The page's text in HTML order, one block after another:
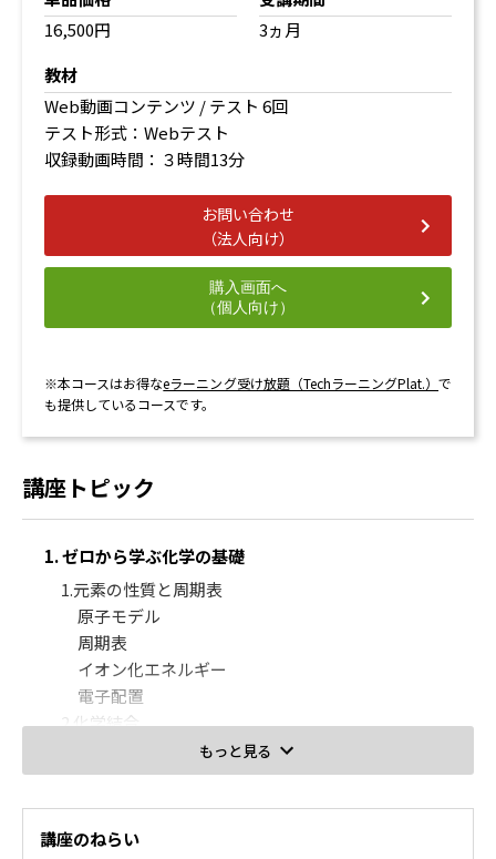
16,500円
3ヵ月
教材
Web動画コンテンツ / テスト 6回
テスト形式：Webテスト
収録動画時間：３時間13分
お問い合わせ
（法人向け）
購入画面へ
（個人向け）
※本コースはお得なeラーニング受け放題（TechラーニングPlat.）で
も提供しているコースです。
講座トピック
1. ゼロから学ぶ化学の基礎
1.元素の性質と周期表
原子モデル
周期表
イオン化エネルギー
電子配置
2.化学結合
化学結合①
電子軌道
もっと見る
講座のねらい